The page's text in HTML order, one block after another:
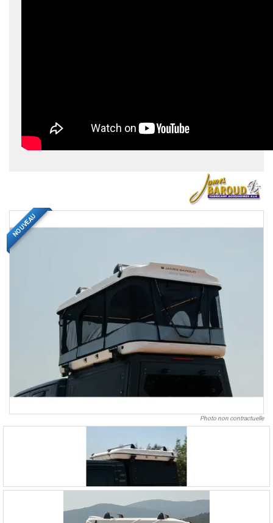
NOUVEAU
Photo non contractuelle